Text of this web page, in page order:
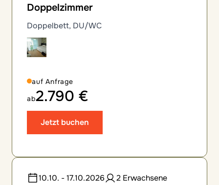
Doppelzimmer
Doppelbett, DU/WC
auf Anfrage
ab2.790 €
Jetzt buchen
10.10. - 17.10.2026 2 Erwachsene